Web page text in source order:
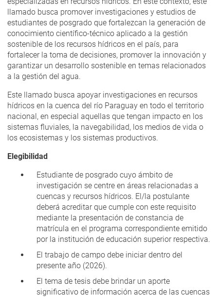
llamado busca promover investigaciones y estudios de
estudiantes de posgrado que fortalezcan la generación de
conocimiento científico-técnico aplicado a la gestión
sostenible de los recursos hídricos en el país, para
fortalecer la toma de decisiones, promover la innovación y
garantizar un desarrollo sostenible en temas relacionados
a la gestión del agua.
Este llamado busca apoyar investigaciones en recursos
hídricos en la cuenca del río Paraguay en todo el territorio
nacional, en especial aquellas que tengan impacto en los
sistemas fluviales, la navegabilidad, los medios de vida o
los ecosistemas y los sistemas productivos.
Elegibilidad
Estudiante de posgrado cuyo ámbito de
investigación se centre en áreas relacionadas a
cuencas y recursos hídricos. El/la postulante
deberá acreditar que cumple con este requisito
mediante la presentación de constancia de
matrícula en el programa correspondiente emitido
por la institución de educación superior respectiva.
El trabajo de campo debe iniciar dentro del
presente año (2026).
El tema de tesis debe brindar un aporte
significativo de información acerca de las cuencas